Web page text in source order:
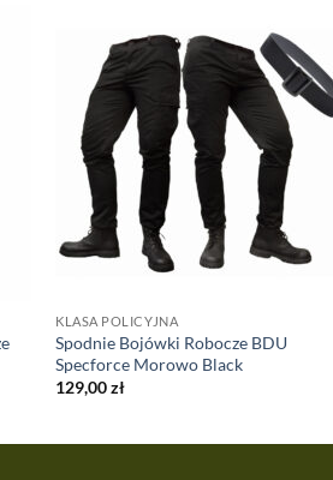
KLASA POLICYJNA
Spodnie Bojówki Robocze BDU
Specforce Morowo Black
129,00zł